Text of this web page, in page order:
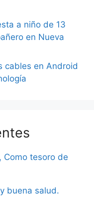
a niño de 13
en Nueva
cables en Android
Como tesoro de
buena salud.